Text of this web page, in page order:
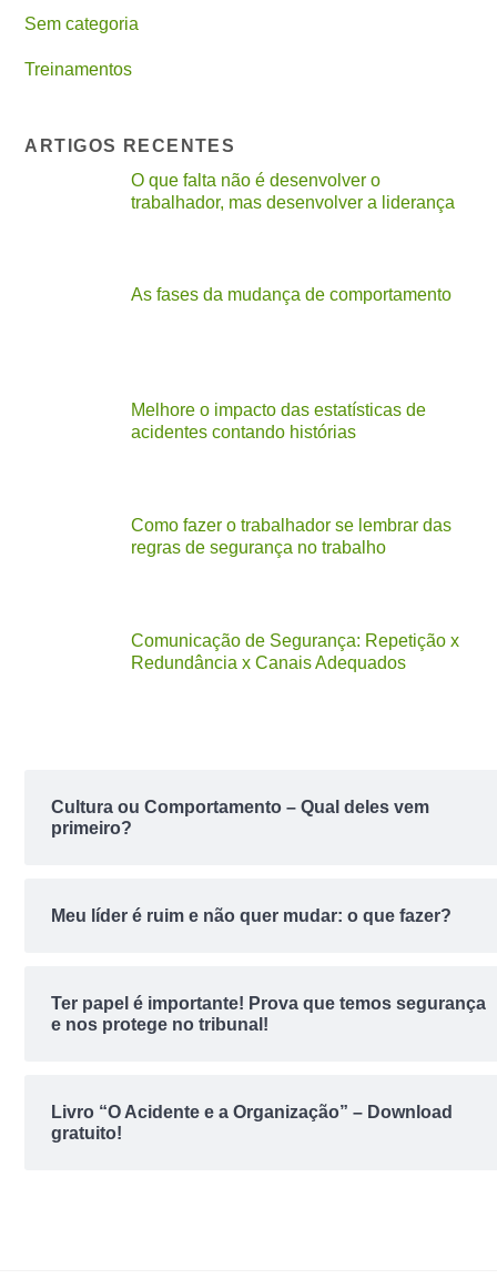
Sem categoria
Treinamentos
ARTIGOS RECENTES
O que falta não é desenvolver o
trabalhador, mas desenvolver a liderança
As fases da mudança de comportamento
Melhore o impacto das estatísticas de
acidentes contando histórias
Como fazer o trabalhador se lembrar das
regras de segurança no trabalho
Comunicação de Segurança: Repetição x
Redundância x Canais Adequados
Cultura ou Comportamento – Qual deles vem
primeiro?
Meu líder é ruim e não quer mudar: o que fazer?
Ter papel é importante! Prova que temos segurança
e nos protege no tribunal!
Livro “O Acidente e a Organização” – Download
gratuito!